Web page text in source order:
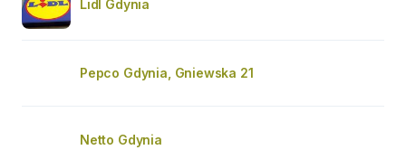
Lidl Gdynia
Pepco Gdynia, Gniewska 21
Netto Gdynia